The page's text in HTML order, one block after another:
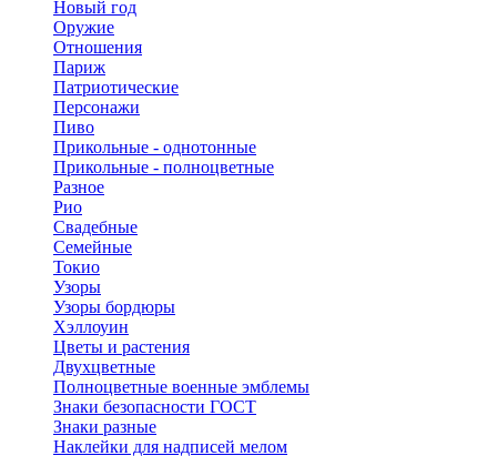
Новый год
Оружие
Отношения
Париж
Патриотические
Персонажи
Пиво
Прикольные - однотонные
Прикольные - полноцветные
Разное
Рио
Свадебные
Семейные
Токио
Узоры
Узоры бордюры
Хэллоуин
Цветы и растения
Двухцветные
Полноцветные военные эмблемы
Знаки безопасности ГОСТ
Знаки разные
Наклейки для надписей мелом